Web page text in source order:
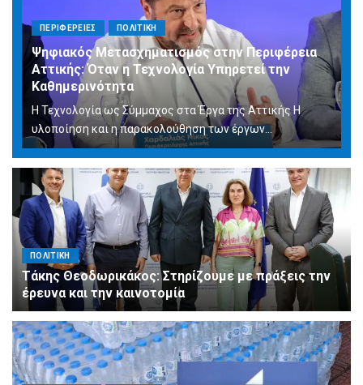
ΠΕΡΙΦΕΡΕΙΕΣ ΠΟΛΙΤΙΚΗ
Ψηφιακός Μετασχηματισμός στην Περιφέρεια
Αττικής: Όταν η Τεχνολογία Υπηρετεί την
Καθημερινότητα
Η Τεχνολογία ως Σύμμαχος στα Έργα της Αττικής Η
υλοποίηση και η παρακολούθηση των έργων...
ΠΟΛΙΤΙΚΗ
Τάκης Θεοδωρικάκος: Στηρίζουμε με πράξεις την
έρευνα και την καινοτομία